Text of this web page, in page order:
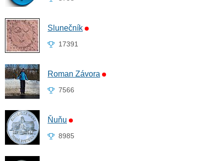
Slunečník
17391
Roman Závora
7566
Ňuňu
8985